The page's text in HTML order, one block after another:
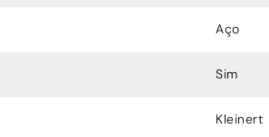
Aço
Sim
Kleinert